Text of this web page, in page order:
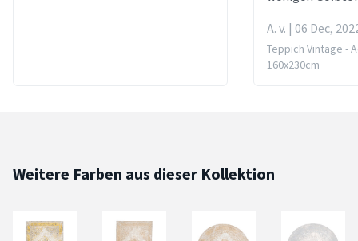
A. v. | 06 Dec,
Teppich Vintage -
160x230cm
Weitere Farben aus dieser Kollektion